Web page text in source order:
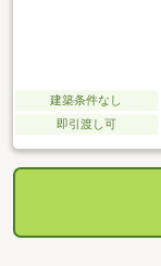
建築条件なし
即引渡し可